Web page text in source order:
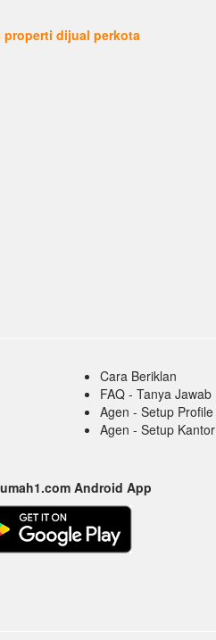
dijual perkota
Cara Beriklan
FAQ - Tanya Jawab
Agen - Setup
Agen - Setup
Android App